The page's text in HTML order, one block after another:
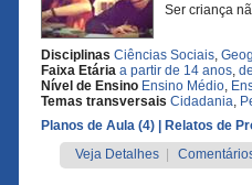
Ser criança
Disciplinas Ciências Sociais,
Faixa Etária a partir de 14 anos,
Nível de Ensino Ensino Médio,
Temas transversais Cidadania,
Planos de Aula (4)
| Relatos de
Veja Detalhes